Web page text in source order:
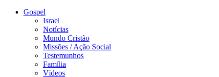
Gospel
Israel
Notícias
Mundo Cristão
Missões / Ação Social
Testemunhos
Família
Vídeos